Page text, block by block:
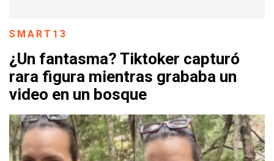
SMART13
¿Un fantasma? Tiktoker capturó
rara figura mientras grababa un
video en un bosque